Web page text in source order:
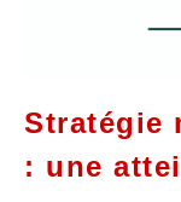
Stratégie
: une